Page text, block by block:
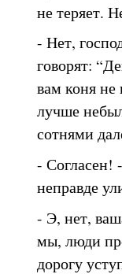
не теряет.
- Нет,
говорят:
вам коня не
лучше
сотнями
- Согласен!
неправде
- Э, нет,
мы, люди
дорогу